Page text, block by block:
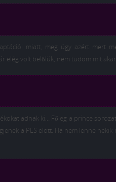
miatt, meg úgy azért mert
elég volt belőlük, nem tudom mit
adnak ki… Főleg a prince
a PES elött. Ha nem lenne